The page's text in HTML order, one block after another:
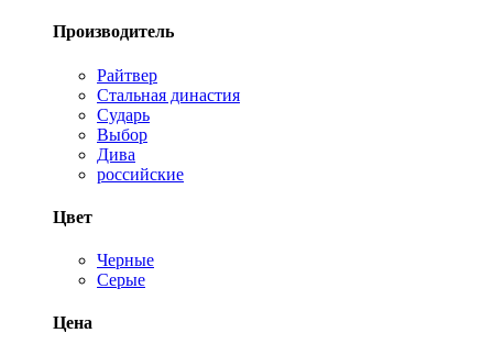
Производитель
Райтвер
Стальная династия
Сударь
Выбор
Дива
российские
Цвет
Черные
Серые
Цена